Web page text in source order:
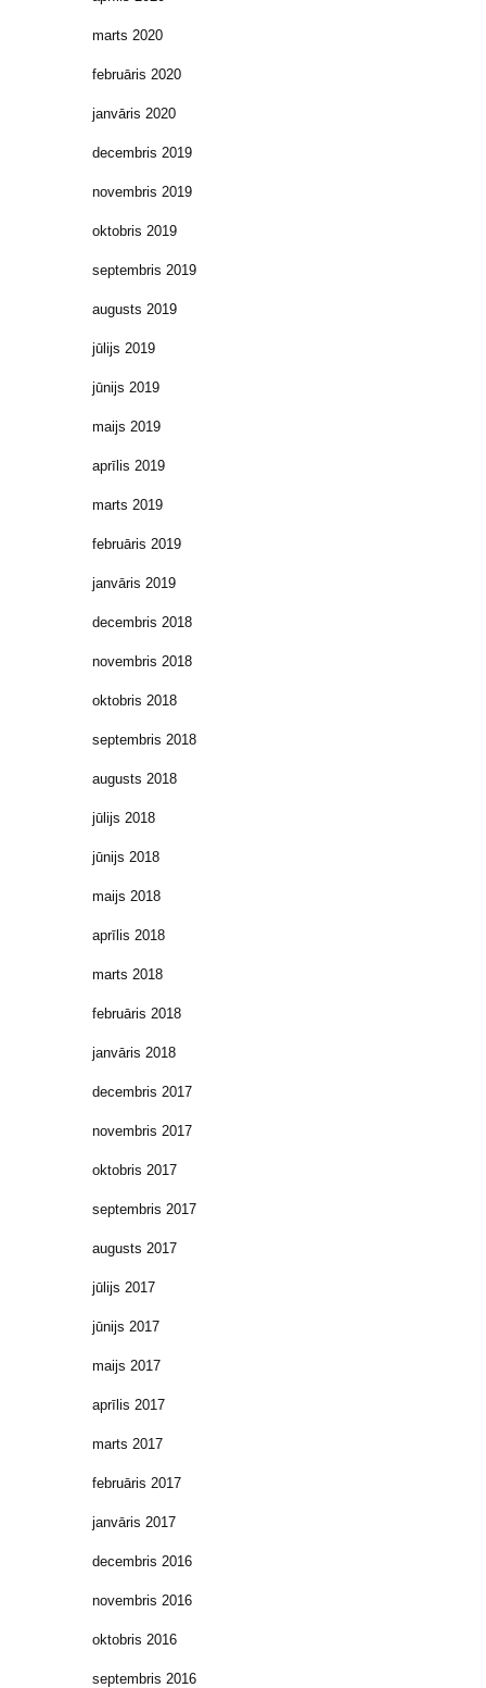
marts 2020
februāris 2020
janvāris 2020
decembris 2019
novembris 2019
oktobris 2019
septembris 2019
augusts 2019
jūlijs 2019
jūnijs 2019
maijs 2019
aprīlis 2019
marts 2019
februāris 2019
janvāris 2019
decembris 2018
novembris 2018
oktobris 2018
septembris 2018
augusts 2018
jūlijs 2018
jūnijs 2018
maijs 2018
aprīlis 2018
marts 2018
februāris 2018
janvāris 2018
decembris 2017
novembris 2017
oktobris 2017
septembris 2017
augusts 2017
jūlijs 2017
jūnijs 2017
maijs 2017
aprīlis 2017
marts 2017
februāris 2017
janvāris 2017
decembris 2016
novembris 2016
oktobris 2016
septembris 2016